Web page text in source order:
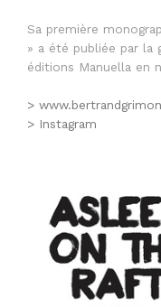
Sa première
» a été publiée par la
éditions Manuella en
>
> Instagram